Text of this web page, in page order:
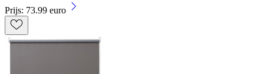
Prijs: 73.99 euro